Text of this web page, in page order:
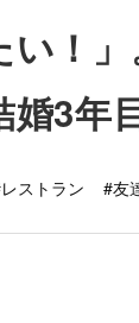
い！
婚3年
ストラン #友